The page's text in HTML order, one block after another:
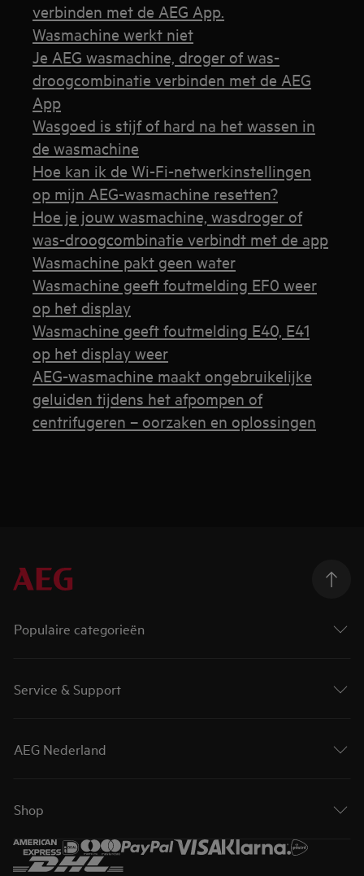
verbinden met de AEG App.
Wasmachine werkt niet
Je AEG wasmachine, droger of was-
droogcombinatie verbinden met de AEG
App
Wasgoed is stijf of hard na het wassen in
de wasmachine
Hoe kan ik de Wi-Fi-netwerkinstellingen
op mijn AEG-wasmachine resetten?
Hoe je jouw wasmachine, wasdroger of
was-droogcombinatie verbindt met de app
Wasmachine pakt geen water
Wasmachine geeft foutmelding EF0 weer
op het display
Wasmachine geeft foutmelding E40, E41
op het display weer
AEG-wasmachine maakt ongebruikelijke
geluiden tijdens het afpompen of
centrifugeren – oorzaken en oplossingen
Populaire categorieën
Service & Support
AEG Nederland
Shop